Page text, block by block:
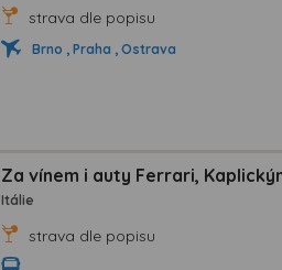
strava dle popisu
Brno , Praha , Ostrava
Za vínem i auty Ferrari,
Itálie
strava dle popisu